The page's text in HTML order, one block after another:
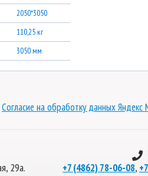
2050*3050
110,25 кг
3050 мм
Согласие на обработку данных Яндекс
29а. +7 (4862) 78-06-08,